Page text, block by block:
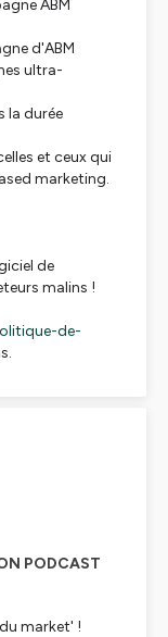
ABM
d'ABM
ultra-
la durée
et ceux qui
marketing.
de
malins !
de-
PODCAST
market' !